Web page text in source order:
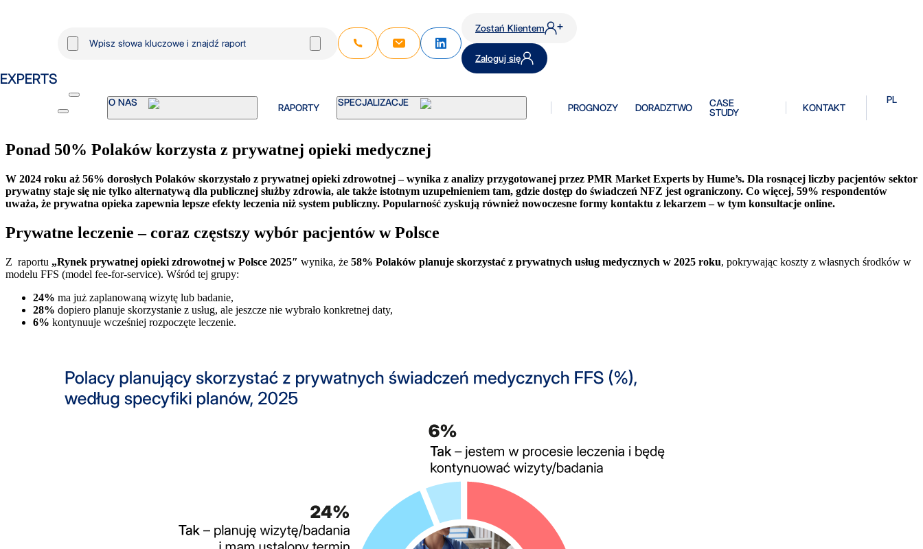
EXPERTS
Zostań Klientem
Zaloguj się
O
RAPORTY SPECJALIZACJE PROGNOZY DORADZTWO
CASE
STUDY
KONTAKT
PL
Ponad 50% Polaków korzysta z prywatnej opieki medycznej
W 2024 roku aż 56% dorosłych Polaków skorzystało z prywatnej opieki zdrowotnej – wynika z analizy przygotowanej przez PMR Market Experts by Hume’s. Dla rosnącej liczby pacjentów sektor
prywatny staje się nie tylko alternatywą dla publicznej służby zdrowia, ale także istotnym uzupełnieniem tam, gdzie dostęp do świadczeń NFZ jest ograniczony. Co więcej, 59% respondentów
uważa, że prywatna opieka zapewnia lepsze efekty leczenia niż system publiczny. Popularność zyskują również nowoczesne formy kontaktu z lekarzem – w tym konsultacje online.
Prywatne leczenie – coraz częstszy wybór pacjentów w Polsce
Z raportu „Rynek prywatnej opieki zdrowotnej w Polsce 2025″ wynika, że 58% Polaków planuje skorzystać z prywatnych usług medycznych w 2025 roku, pokrywając koszty z własnych środków w
modelu FFS (model fee-for-service). Wśród tej grupy:
24% ma już zaplanowaną wizytę lub badanie,
28% dopiero planuje skorzystanie z usług, ale jeszcze nie wybrało konkretnej daty,
6% kontynuuje wcześniej rozpoczęte leczenie.